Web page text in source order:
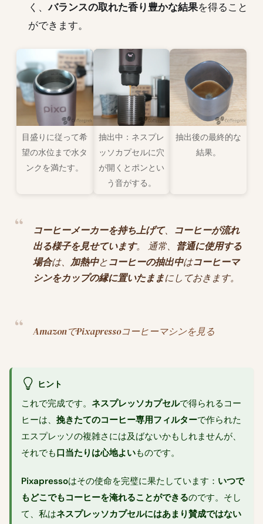
く、バランスの取れた香り豊かな結果を得ること
ができます。
目盛りに従って希
望の水位まで水タ
ンクを満たす。
抽出中：ネスプレ
ッソカプセルに穴
が開くとポンとい
う音がする。
抽出後の最終的な
結果。
コーヒーメーカーを持ち上げて、 コーヒーが流れ
出る様子を見せています。 通常、 普通に使用する
場合は、 加熱中とコーヒーの抽出中はコーヒーマ
シンをカップの縁に置いたままにしておきます。
AmazonでPixapressoコーヒーマシンを見る
ヒント
これで完成です。 ネスプレッソカプセルで得られるコー
ヒーは、 挽きたてのコーヒー専用フィルターで作られた
エスプレッソの複雑さには及ばないかもしれませんが、
それでも口当たりは心地よいものです。
Pixapressoはその使命を完璧に果たしています： いつで
もどこでもコーヒーを淹れることができるのです。そし
て、私はネスプレッソカプセルにはあまり賛成ではない